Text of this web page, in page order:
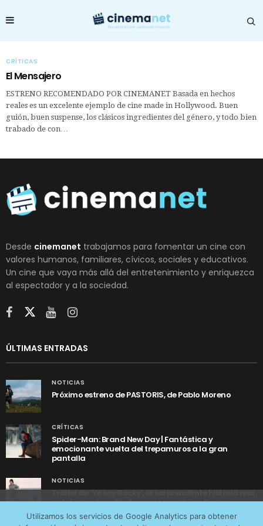
CRÍTICAS
El Mensajero
ESTRENO RECOMENDADO POR CINEMANET Basada en hechos
reales es un excelente ejemplo de cine made in Hollywood. Buen
guión, buen suspense, los clásicos ingredientes del género, y todo bien
trabado de con…
Desde cinemanet trabajamos para fomentar un cine con
valores humanos, familiares, cívicos, sociales y educativos.
Un cine que vaya más allá del entretenimiento y enriquezca
al espectador y a la sociedad.
ÚLTIMAS ENTRADAS
NOTICIAS
Próximo estreno de PASTORIS, de Pablo Moreno
CRÍTICAS
Spider-Man: Brand New Day | Fantástica y
emocionante vuelta del trepamuros a la gran
pantalla
NOTICIAS
Tráiler de ‘Yo soy Rocky’, la sorprendente historia real
detrás de cómo Stallone se convirtió en Rocky
Utilizamos los servicios de Google Analytics para obtener
tráfico web que recibimos y conocer los servicios que